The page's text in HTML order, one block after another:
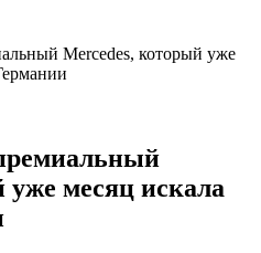
Mercedes, который уже
месяц искала